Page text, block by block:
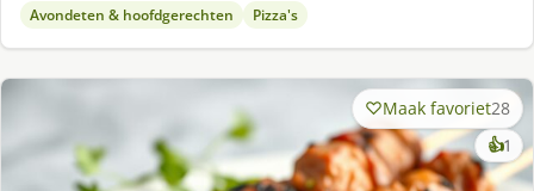
Avondeten & hoofdgerechten Pizza's
Maak favoriet28
👍1